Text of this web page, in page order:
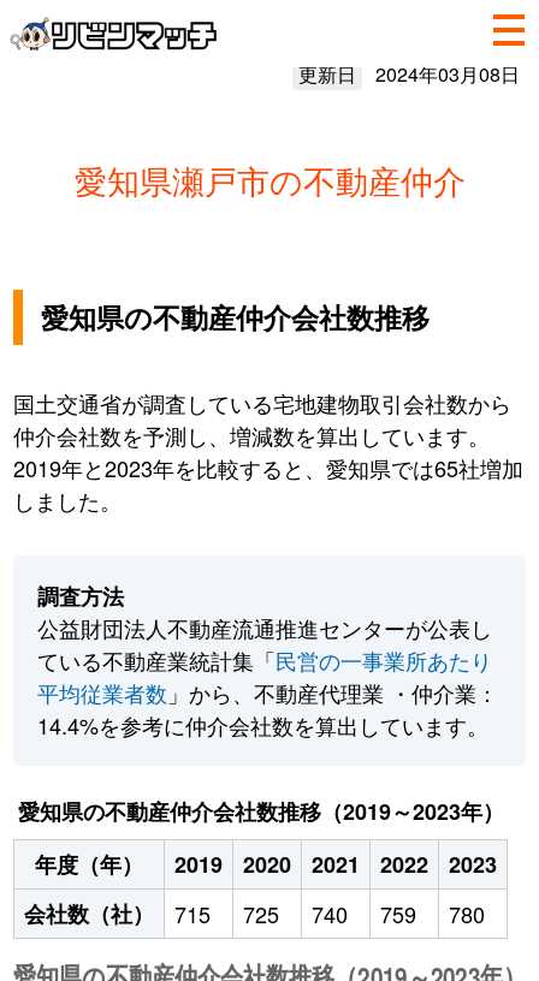
更新日 2024年03月08日
愛知県瀬戸市の不動産仲介
愛知県の不動産仲介会社数推移
国土交通省が調査している宅地建物取引会社数から
仲介会社数を予測し、増減数を算出しています。
2019年と2023年を比較すると、愛知県では65社増加
しました。
調査方法
公益財団法人不動産流通推進センターが公表し
ている不動産業統計集「民営の一事業所あたり
平均従業者数 」から、不動産代理業 ・仲介業：
14.4%を参考に仲介会社数を算出しています。
愛知県の不動産仲介会社数推移（2019～2023年）
年度（年）
2019 2020 2021 2022
2023
会社数（社）
715 725 740 759 780